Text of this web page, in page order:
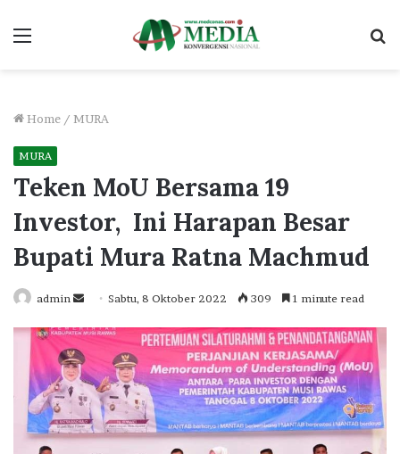
Menu
Home / MURA
MURA
Teken MoU Bersama 19
Investor, Ini Harapan Besar
Bupati Mura Ratna Machmud
admin
Send
email
Sabtu, 8 Oktober 2022 309 1 minute read